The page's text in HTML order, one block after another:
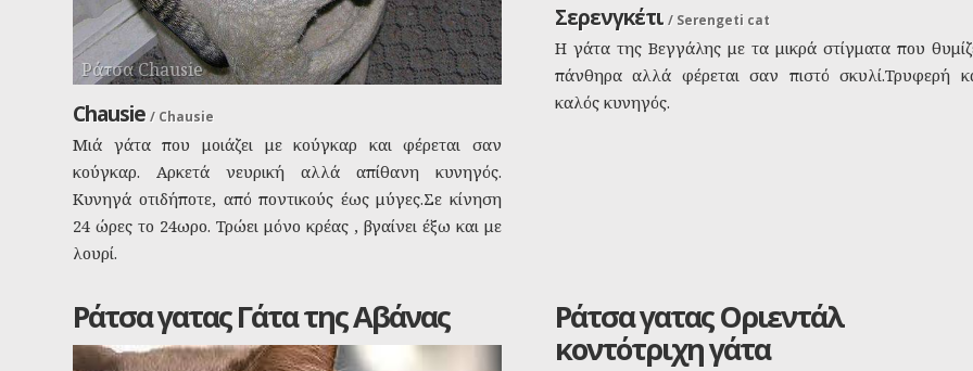
Ράτσα Chausie
Chausie / Chausie
Μιά γάτα που μοιάζει με κούγκαρ και φέρεται σαν
κούγκαρ. Αρκετά νευρική αλλά απίθανη κυνηγός.
Κυνηγά οτιδήποτε, από ποντικούς έως μύγες.Σε κίνηση
24 ώρες το 24ωρο. Τρώει μόνο κρέας , βγαίνει έξω και με
λουρί.
Σερενγκέτι / Serengeti cat
Η γάτα της Βεγγάλης με τα μικρά στίγματα που
πάνθηρα αλλά φέρεται σαν πιστό σκυλί.Τρυφερή
καλός κυνηγός.
Ράτσα γατας Γάτα της Αβάνας
Ράτσα γατας Οριεντάλ
κοντότριχη γάτα